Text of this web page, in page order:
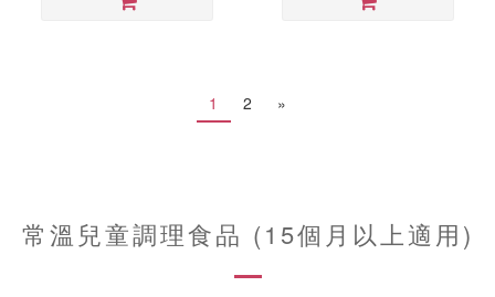
1 2 »
常溫兒童調理食品 (15個月以上適用)